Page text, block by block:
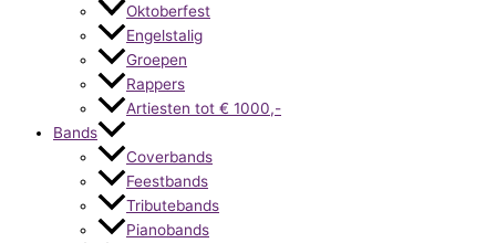
Oktoberfest
Engelstalig
Groepen
Rappers
Artiesten tot € 1000,-
Bands
Coverbands
Feestbands
Tributebands
Pianobands